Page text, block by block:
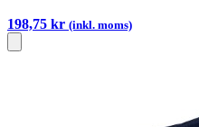
198,75 kr (inkl. moms)